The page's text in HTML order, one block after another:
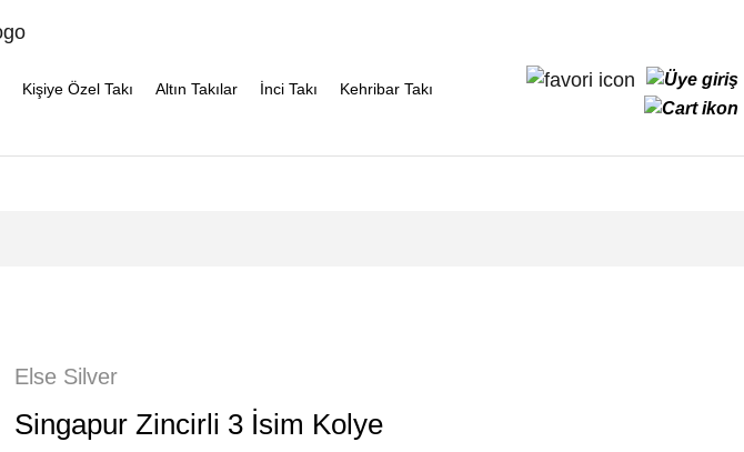
Kişiye Özel Takı Altın Takılar İnci Takı Kehribar Takı
Else Silver
Singapur Zincirli 3 İsim Kolye